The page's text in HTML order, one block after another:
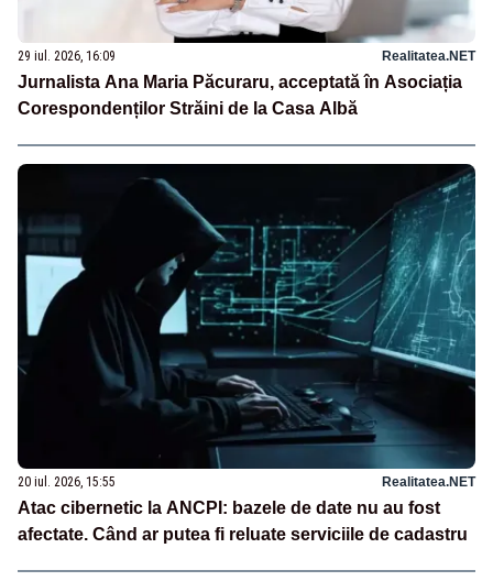
29 iul. 2026, 16:09 Realitatea.NET
Jurnalista Ana Maria Păcuraru, acceptată în Asociația
Corespondenților Străini de la Casa Albă
20 iul. 2026, 15:55 Realitatea.NET
Atac cibernetic la ANCPI: bazele de date nu au fost
afectate. Când ar putea fi reluate serviciile de cadastru